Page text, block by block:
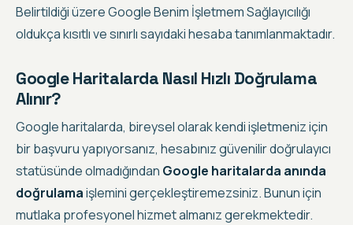
Belirtildiği üzere Google Benim İşletmem Sağlayıcılığı
oldukça kısıtlı ve sınırlı sayıdaki hesaba tanımlanmaktadır.
Google Haritalarda Nasıl Hızlı Doğrulama
Alınır?
Google haritalarda, bireysel olarak kendi işletmeniz için
bir başvuru yapıyorsanız, hesabınız güvenilir doğrulayıcı
statüsünde olmadığından Google haritalarda anında
doğrulamaişlemini gerçekleştiremezsiniz. Bunun için
mutlaka profesyonel hizmet almanız gerekmektedir.